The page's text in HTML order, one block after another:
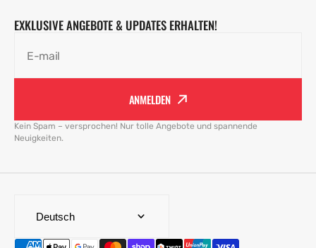
EXKLUSIVE ANGEBOTE & UPDATES ERHALTEN!
E-mail
ANMELDEN
Kein Spam – versprochen! Nur tolle Angebote und spannende
Neuigkeiten.
Deutsch